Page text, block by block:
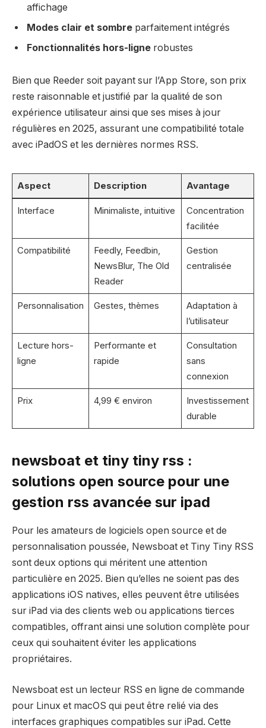
affichage
Modes clair et sombre parfaitement intégrés
Fonctionnalités hors-ligne robustes
Bien que Reeder soit payant sur l’App Store, son prix
reste raisonnable et justifié par la qualité de son
expérience utilisateur ainsi que ses mises à jour
régulières en 2025, assurant une compatibilité totale
avec iPadOS et les dernières normes RSS.
Aspect Description Avantage
Interface Minimaliste, intuitive
Concentration
facilitée
Compatibilité
Feedly, Feedbin,
NewsBlur, The Old
Reader
Gestion
centralisée
Personnalisation Gestes, thèmes
Adaptation à
l’utilisateur
Lecture hors-
ligne
Performante et
rapide
Consultation
sans
connexion
Prix 4,99 € environ
Investissement
durable
newsboat et tiny tiny rss :
solutions open source pour une
gestion rss avancée sur ipad
Pour les amateurs de logiciels open source et de
personnalisation poussée, Newsboat et Tiny Tiny RSS
sont deux options qui méritent une attention
particulière en 2025. Bien qu’elles ne soient pas des
applications iOS natives, elles peuvent être utilisées
sur iPad via des clients web ou applications tierces
compatibles, offrant ainsi une solution complète pour
ceux qui souhaitent éviter les applications
propriétaires.
Newsboat est un lecteur RSS en ligne de commande
pour Linux et macOS qui peut être relié via des
interfaces graphiques compatibles sur iPad. Cette